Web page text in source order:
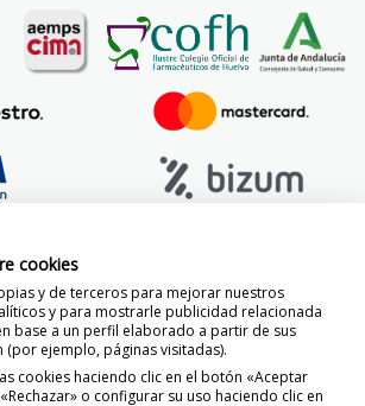
cookies
y de terceros para mejorar nuestros
y para mostrarle publicidad relacionada
base a un perfil elaborado a partir de sus
ejemplo, páginas visitadas).
cookies haciendo clic en el botón «Aceptar
o configurar su uso haciendo clic en